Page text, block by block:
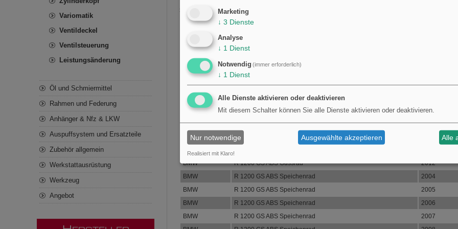
Siehe die vollständige Liste der Fahrzeuge, für die das Teil passt, unten:
Marke
BMW
BMW
R 1200 GS ABS Gussrad
BMW
R 1200 GS ABS Gussrad
2006
BMW
R 1200 GS ABS Gussrad
BMW
R 1200 GS ABS Gussrad
2008
BMW
R 1200 GS ABS Gussrad
2009
BMW
R 1200 GS ABS Gussrad
BMW
BMW
R 1200 GS ABS Gussrad
2012
BMW
R 1200 GS ABS Speichenrad
2004
BMW
R 1200 GS ABS Speichenrad
2005
BMW
R 1200 GS ABS Speichenrad
2006
BMW
R 1200 GS ABS Speichenrad
2007
Variomatik
Ventildeckel
Ventilsteuerung
Leistungsänderung
Öl und Schmiermittel
Rahmen und Federung
Anhänger & Nfz & LKW
Auspuffsystem und Ersatzteile
Zubehör allgemein
Werkstattausrüstung
Werkzeug
Angebot
Marketing
↓ 3 Dienste
Analyse
↓ 1 Dienst
Notwendig (immer erforderlich)
↓ 1 Dienst
Alle Dienste aktivieren oder deaktivieren
Mit diesem Schalter können Sie alle Dienste aktivieren oder deaktivieren.
Nur notwendige Ausgewählte akzeptieren Alle
Realisiert mit Klaro!